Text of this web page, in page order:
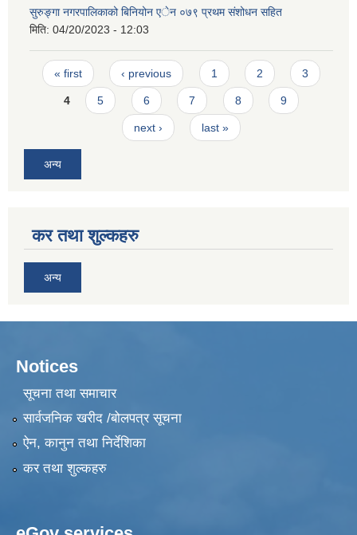
सुरुङ्गा नगरपालिकाको बिनियोन एेन ०७९ प्रथम संशोधन सहित
मिति: 04/20/2023 - 12:03
Pages
« first ‹ previous 1 2 3
4 5 6 7 8 9
next › last »
अन्य
कर तथा शुल्कहरु
अन्य
Notices
सूचना तथा समाचार
सार्वजनिक खरीद /बोलपत्र सूचना
ऐन, कानुन तथा निर्देशिका
कर तथा शुल्कहरु